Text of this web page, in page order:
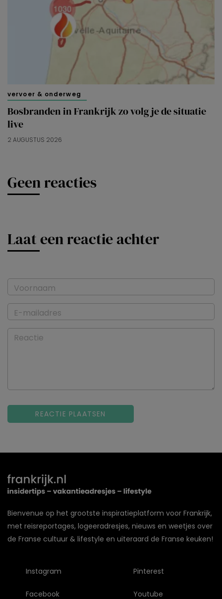
vervoer & onderweg
Bosbranden in Frankrijk zo volg je de situatie
live
2 AUGUSTUS 2026
Geen reacties
Laat een reactie achter
Voornaam
E-mailadres
Reactie
Bienvenue op het grootste inspiratieplatform voor Frankrijk,
met reisreportages, logeeradresjes, nieuws en weetjes over
de Franse cultuur & lifestyle en uiteraard de Franse keuken!
Instagram
Facebook
Pinterest
Youtube